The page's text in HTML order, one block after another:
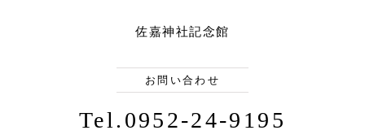
佐嘉神社記念館
お問い合わせ
Tel.0952-24-9195